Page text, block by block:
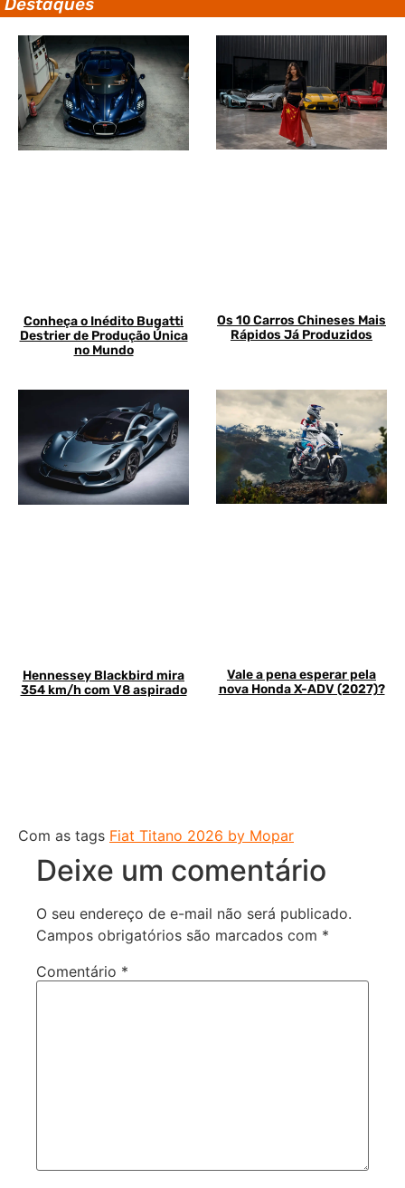
Destaques
Conheça o Inédito Bugatti
Destrier de Produção Única
no Mundo
Os 10 Carros Chineses Mais
Rápidos Já Produzidos
Hennessey Blackbird mira
354 km/h com V8 aspirado
Vale a pena esperar pela
nova Honda X-ADV (2027)?
Com as tags Fiat Titano 2026 by Mopar
Deixe um comentário
O seu endereço de e-mail não será publicado.
Campos obrigatórios são marcados com *
Comentário *